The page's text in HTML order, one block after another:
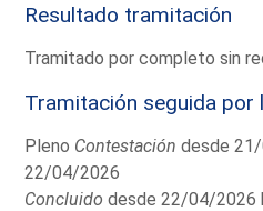
Resultado tramitación
Tramitado por completo sin
Tramitación seguida por
Pleno Contestación desde
22/04/2026
Concluido desde 22/04/2026